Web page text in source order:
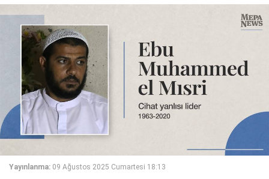
Yayınlanma: 09 Ağustos 2025 Cumartesi 18:13